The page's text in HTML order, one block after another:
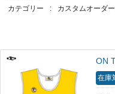
カテゴリー : カスタムオーダ
ON
在庫